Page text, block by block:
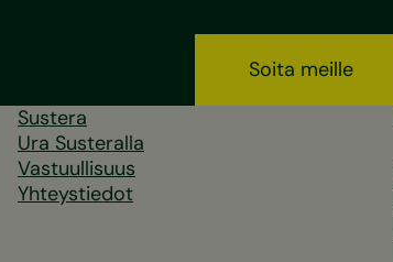
Soita meille
Sustera
Ura Susteralla
Vastuullisuus
Yhteystiedot